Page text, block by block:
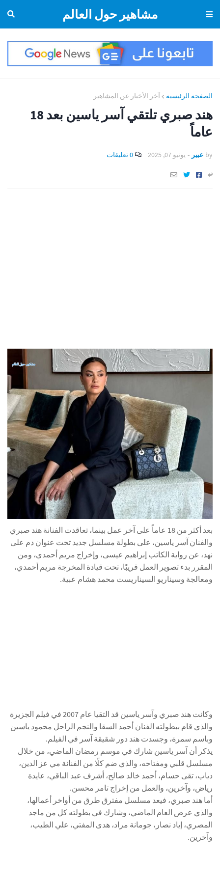
مشاهير حول العالم
الصفحة الرئيسية آخر الأخبار عن المشاهير
هند صبري تلتقي آسر ياسين بعد 18
عاماً
by عبير - يونيو 07, 2025 0 تعليقات
بعد أكثر من 18 عاماً على آخر عمل بينما، تعاقدت الفنانة هند صبري
والفنان آسر ياسين، على بطولة مسلسل جديد تحت عنوان دم على
نهد، عن رواية الكاتب إبراهيم عيسى، وإخراج مريم أحمدي، ومن
المقرر بدء تصوير العمل قريبًا، تحت قيادة المخرجة مريم أحمدي،
ومعالجة وسيناريو السيناريست محمد هشام عبية.
وكانت هند صبري وآسر ياسين قد التقيا عام 2007 في فيلم الجزيرة
والذي قام ببطولته الفنان أحمد السقا والنجم الراحل محمود ياسين
وباسم سمرة، وجسدت هند دور شقيقة آسر في الفيلم.
يذكر أن آسر ياسين شارك في موسم رمضان الماضي، من خلال
مسلسل قلبي ومفتاحه، والذي ضم كلًا من الفنانة مي عز الدين،
دياب، تقى حسام، أحمد خالد صالح، أشرف عبد الباقي، عايدة
رياض، وآخرين، والعمل من إخراج تامر محسن.
أما هند صبري، فيعد مسلسل مفترق طرق من أواخر أعمالها،
والذي عرض العام الماضي، وشارك في بطولته كل من ماجد
المصري، إياد نصار، جومانة مراد، هدى المفتي، علي الطيب،
وآخرين.